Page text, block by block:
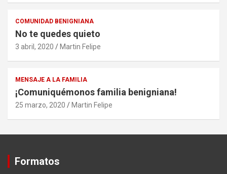
COMUNIDAD BENIGNIANA
No te quedes quieto
3 abril, 2020 Martin Felipe
MENSAJE A LA FAMILIA
¡Comuniquémonos familia benigniana!
25 marzo, 2020 Martin Felipe
Formatos